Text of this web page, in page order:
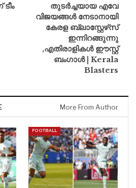
തുടർച്ചയായ എവേ
വിജയങ്ങൾ നേടാനായി
കേരള ബ്ലാസ്റ്റേഴ്‌സ്
ഇന്നിറങ്ങുന്നു
,എതിരാളികൾ ഈസ്റ്റ്
ബംഗാൾ | Kerala
Blasters
More From Author
FOOTBALL